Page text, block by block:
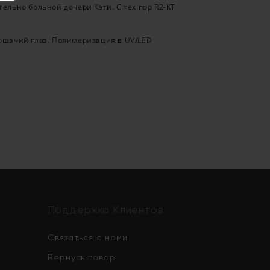
больной дочери Кэти. С тех пор R2-KT
глаз. Полимеризация в UV/LED
Связаться с нами
Вернуть товар